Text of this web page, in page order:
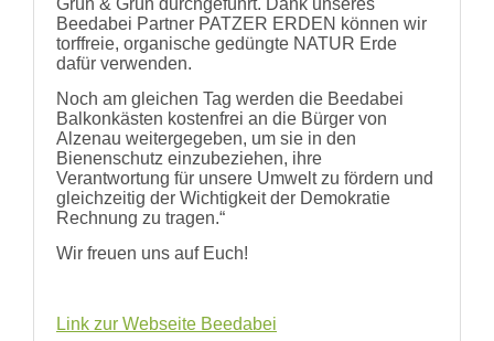
Grün & Grün durchgeführt. Dank unseres
Beedabei Partner PATZER ERDEN können wir
torffreie, organische gedüngte NATUR Erde
dafür verwenden.
Noch am gleichen Tag werden die Beedabei
Balkonkästen kostenfrei an die Bürger von
Alzenau weitergegeben, um sie in den
Bienenschutz einzubeziehen, ihre
Verantwortung für unsere Umwelt zu fördern und
gleichzeitig der Wichtigkeit der Demokratie
Rechnung zu tragen.“
Wir freuen uns auf Euch!
Link zur Webseite Beedabei